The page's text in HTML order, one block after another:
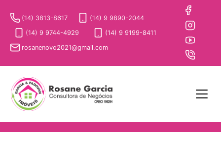
(14) 3813-8617 (14) 9 9890-2044
(14) 9 9744-4929 (14) 9 9199-8411
rosanenovo2021@gmail.com